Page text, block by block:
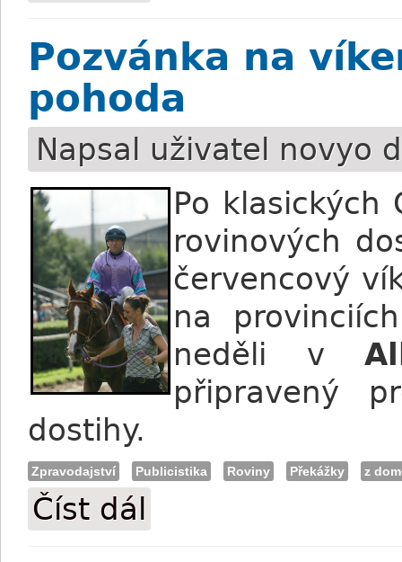
Pozvánka na
pohoda
Napsal uživatel novyo
Po klasických
rovinových
červencový
na
neděli v
připravený
dostihy.
Zpravodajství Publicistika Roviny Překážky z
Číst dál